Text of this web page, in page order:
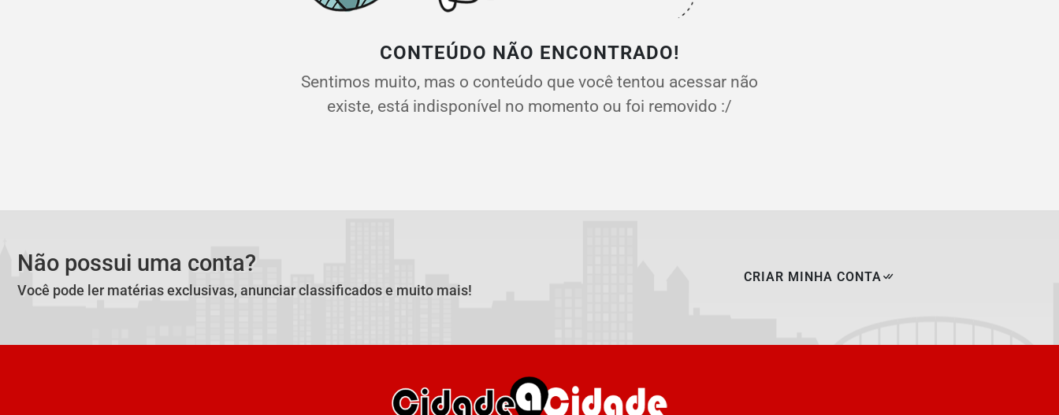
CONTEÚDO NÃO ENCONTRADO!
Sentimos muito, mas o conteúdo que você tentou acessar não
existe, está indisponível no momento ou foi removido :/
Não possui uma conta?
Você pode ler matérias exclusivas, anunciar classificados e muito mais!
CRIAR MINHA CONTA